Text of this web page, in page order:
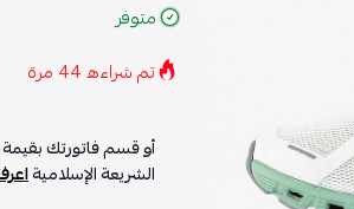
متوفر
تم شراءه44 مرة
أو قسم فاتورتك بقيمة
الشريعة الإسلامية